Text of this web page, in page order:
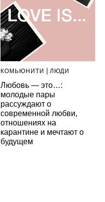
КОМЬЮНИТИ ЛЮДИ
Любовь — это…:
молодые пары
рассуждают о
современной любви,
отношениях на
карантине и мечтают о
будущем